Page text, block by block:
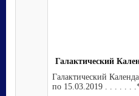
Галактический
Галактический
по 15.03.2019 . . . .